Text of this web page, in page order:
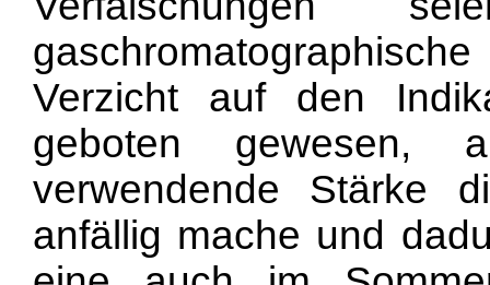
Verzicht auf den
geboten
verwendende Stärke
anfällig mache und